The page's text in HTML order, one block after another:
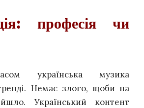
професія чи
українська музика
Немає злого, щоби на
Український контент